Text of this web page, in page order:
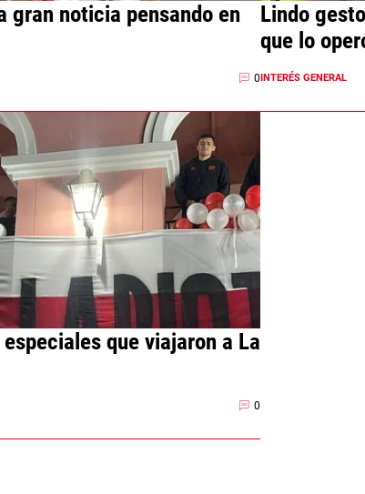
gran noticia pensando en
0
Lindo
que lo
INTERÉS GENERAL
que viajaron a La
0